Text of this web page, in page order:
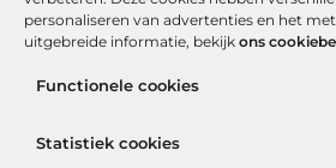
personaliseren van advertenties en het
uitgebreide informatie, bekijk ons
Functionele cookies
Statistiek cookies
Onze informatie